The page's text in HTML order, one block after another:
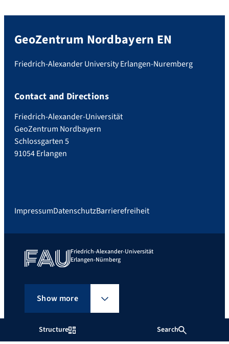
Structure Search
GeoZentrum Nordbayern EN
Friedrich-Alexander University Erlangen-Nuremberg
Contact and Directions
Friedrich-Alexander-Universität
GeoZentrum Nordbayern
Schlossgarten 5
91054 Erlangen
ImpressumDatenschutzBarrierefreiheit
Friedrich-Alexander-Universität
Erlangen-Nürnberg
Show more